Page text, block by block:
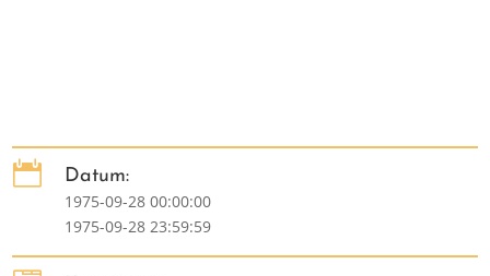

Datum:
1975-09-28 00:00:00
1975-09-28 23:59:59